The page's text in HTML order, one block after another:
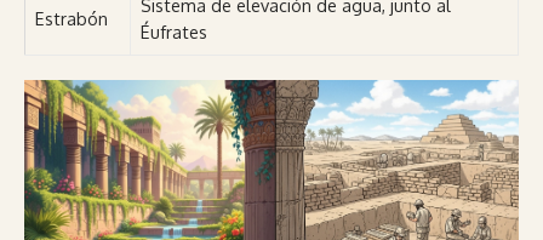
Estrabón
Sistema de elevación de agua, junto al
Éufrates